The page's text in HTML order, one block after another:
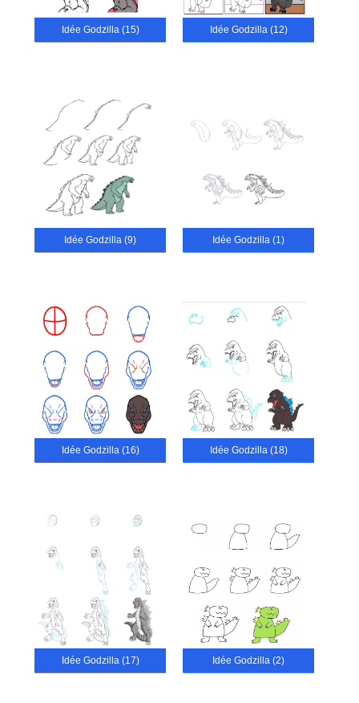
Idée Godzilla (15) Idée Godzilla (12)
Idée Godzilla (9) Idée Godzilla (1)
Idée Godzilla (16) Idée Godzilla (18)
Idée Godzilla (17) Idée Godzilla (2)